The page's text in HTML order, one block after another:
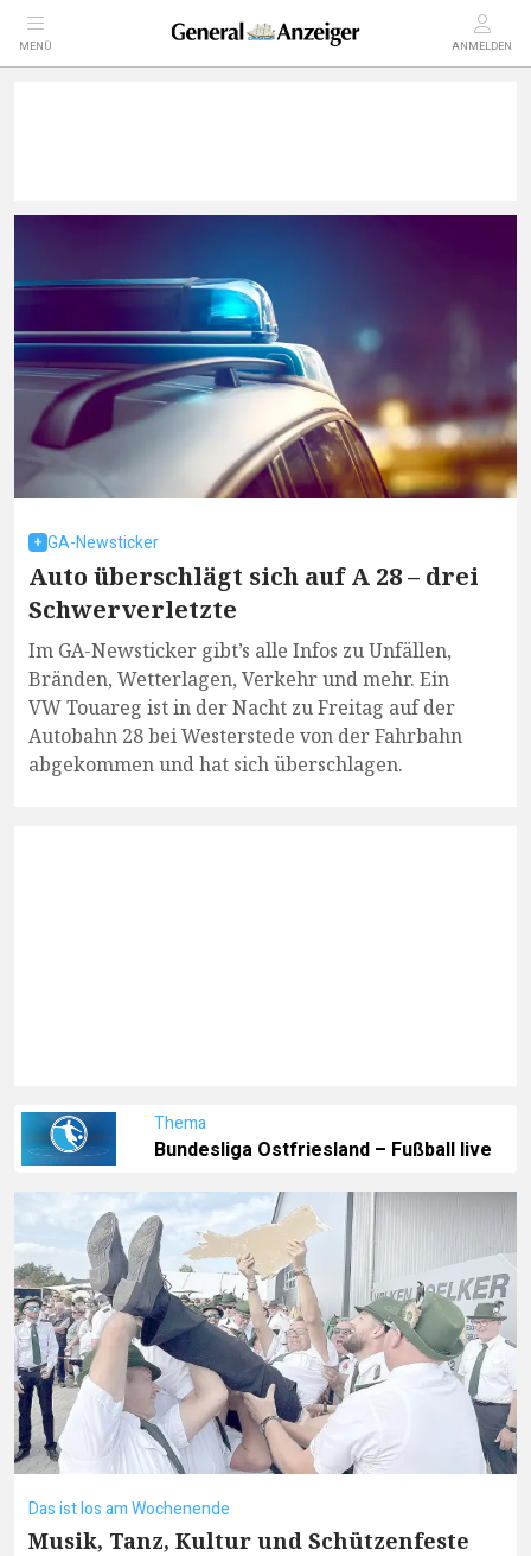
MENÜ ANMELDEN
GA-Newsticker
Auto überschlägt sich auf A 28 – drei
Schwerverletzte
Im GA-Newsticker gibt’s alle Infos zu Unfällen,
Bränden, Wetterlagen, Verkehr und mehr. Ein
VW Touareg ist in der Nacht zu Freitag auf der
Autobahn 28 bei Westerstede von der Fahrbahn
abgekommen und hat sich überschlagen.
Thema
Bundesliga Ostfriesland – Fußball live
Das ist los am Wochenende
Musik, Tanz, Kultur und Schützenfeste